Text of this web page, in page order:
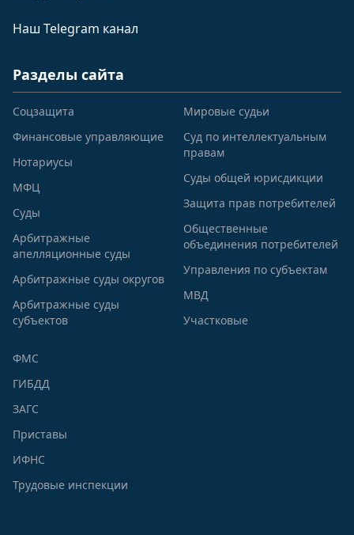
Наш Telegram канал
Разделы сайта
Соцзащита
Финансовые управляющие
Нотариусы
МФЦ
Суды
Арбитражные
апелляционные суды
Арбитражные суды округов
Арбитражные суды
субъектов
Мировые судьи
Суд по интеллектуальным
правам
Суды общей юрисдикции
Защита прав потребителей
Общественные
объединения потребителей
Управления по субъектам
МВД
Участковые
ФМС
ГИБДД
ЗАГС
Приставы
ИФНС
Трудовые инспекции